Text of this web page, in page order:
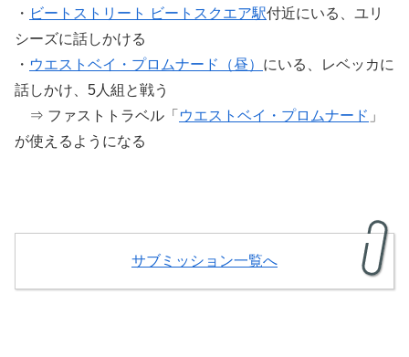
・ ビートストリート ビートスクエア駅付近にいる、ユリ
シーズに話しかける
・ ウエストベイ・プロムナード（昼） にいる、レベッカに
話しかけ、5人組と戦う
⇒ ファストトラベル「 ウエストベイ・プロムナード 」
が使えるようになる
サブミッション一覧へ